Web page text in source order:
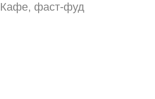
Кафе, фаст-фуд